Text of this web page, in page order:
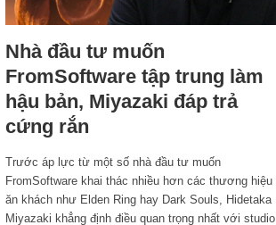
Nhà đầu tư muốn
FromSoftware tập trung làm
hậu bản, Miyazaki đáp trả
cứng rắn
Trước áp lực từ một số nhà đầu tư muốn
FromSoftware khai thác nhiều hơn các thương hiệu
ăn khách như Elden Ring hay Dark Souls, Hidetaka
Miyazaki khẳng định điều quan trọng nhất với studio